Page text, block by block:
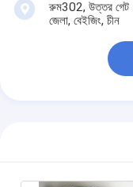
রুম302, উত্তর গেট
জেলা, বেইজিং, চীন